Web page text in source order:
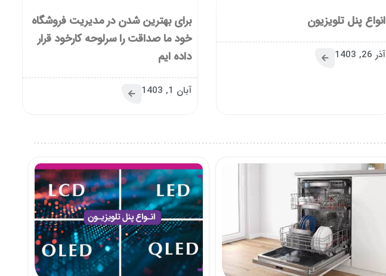
انواع پنل تلویزیون
آذر 26, 1403
برای بهترین شدن در مدیریت فروشگاه
خود ما صداقت را سرلوحه کارخود قرار
داده ایم
آبان 1, 1403